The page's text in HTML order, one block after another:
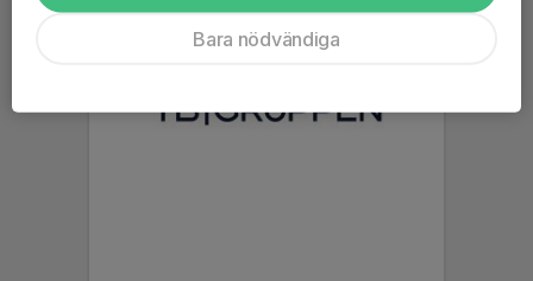
Bara nödvändiga